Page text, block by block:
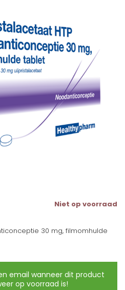
Niet op voorraad
30 mg, filmomhulde
email wanneer dit product
op voorraad is!